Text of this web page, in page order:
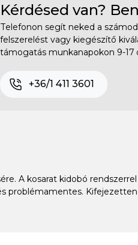
Kérdésed van?
Telefonon segít neked a
felszerelést vagy kiegészítő
támogatás munkanapokon 9-17
+36/1 411 3601
A kosarat kidobó
problémamentes. Kifejezetten